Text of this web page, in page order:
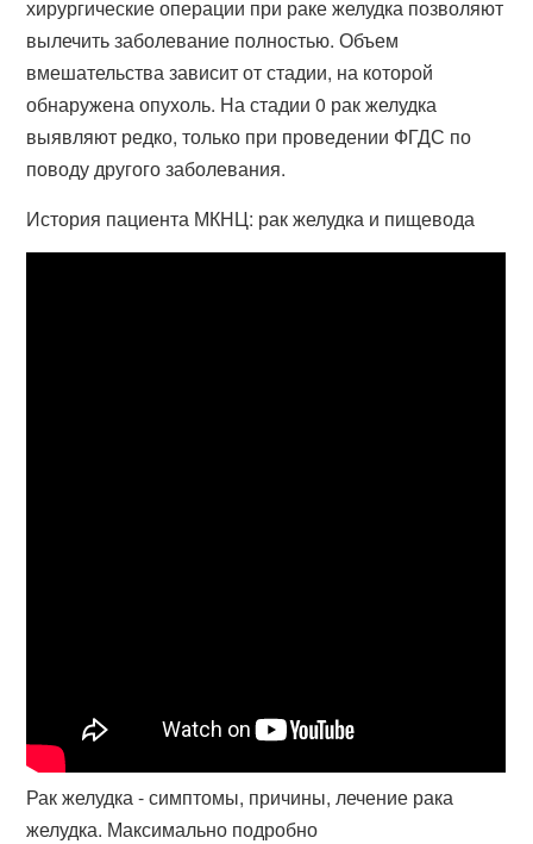
хирургические операции при раке желудка позволяют
вылечить заболевание полностью. Объем
вмешательства зависит от стадии, на которой
обнаружена опухоль. На стадии 0 рак желудка
выявляют редко, только при проведении ФГДС по
поводу другого заболевания.
История пациента МКНЦ: рак желудка и пищевода
Рак желудка - симптомы, причины, лечение рака
желудка. Максимально подробно